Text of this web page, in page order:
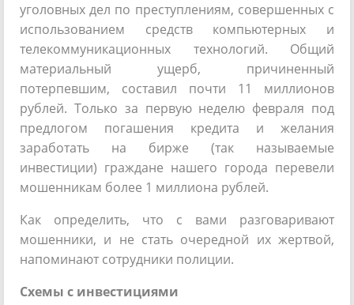
уголовных дел по преступлениям, совершенных с
использованием средств компьютерных и
телекоммуникационных технологий. Общий
материальный ущерб, причиненный
потерпевшим, составил почти 11 миллионов
рублей. Только за первую неделю февраля под
предлогом погашения кредита и желания
заработать на бирже (так называемые
инвестиции) граждане нашего города перевели
мошенникам более 1 миллиона рублей.
Как определить, что с вами разговаривают
мошенники, и не стать очередной их жертвой,
напоминают сотрудники полиции.
Схемы с инвестициями